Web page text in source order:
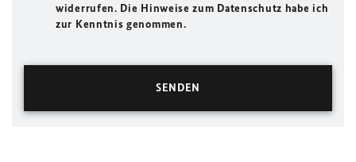
widerrufen. Die Hinweise zum Datenschutz habe ich
zur Kenntnis genommen.